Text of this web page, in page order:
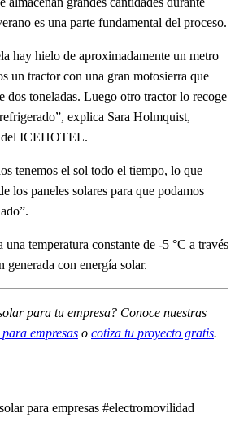
es una parte fundamental del proceso.
hay hielo de aproximadamente un metro
un tractor con una gran motosierra que
dos toneladas. Luego otro tractor lo recoge
explica Sara Holmquist,
del ICEHOTEL.
tenemos el sol todo el tiempo, lo que
los paneles solares para que podamos
una temperatura constante de -5 °C a través
generada con energía solar.
para tu empresa? Conoce nuestras
empresas o cotiza tu proyecto gratis.
para empresas #electromovilidad